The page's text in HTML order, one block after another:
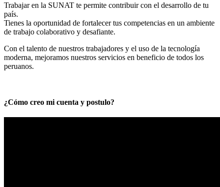
Trabajar en la SUNAT te permite contribuir con el desarrollo de tu
país.
Tienes la oportunidad de fortalecer tus competencias en un ambiente
de trabajo colaborativo y desafiante.
Con el talento de nuestros trabajadores y el uso de la tecnología
moderna, mejoramos nuestros servicios en beneficio de todos los
peruanos.
¿Cómo creo mi cuenta y postulo?